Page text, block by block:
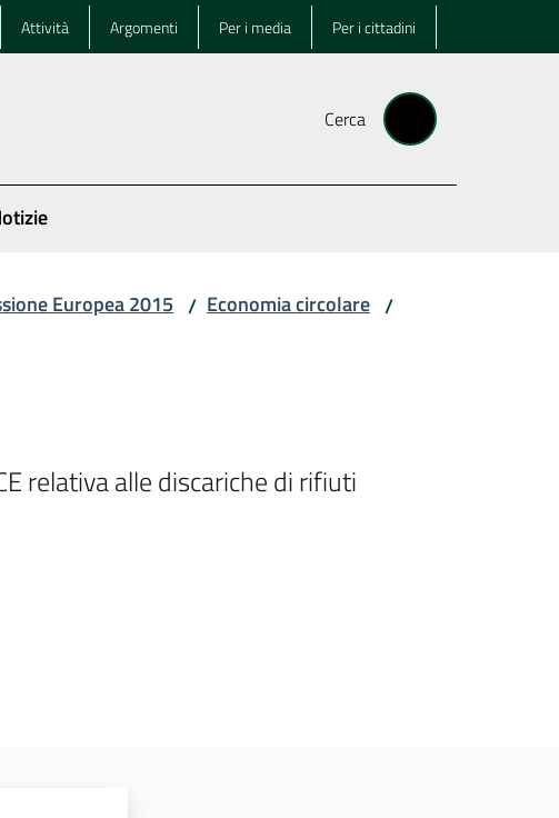
Attività Argomenti Per i media Per i cittadini
Cerca
Europea 2015 / Economia circolare /
relativa alle discariche di rifiuti